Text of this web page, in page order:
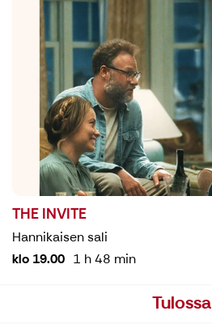
THE INVITE
Hannikaisen sali
klo 19.00 1 h 48 min
Tulossa